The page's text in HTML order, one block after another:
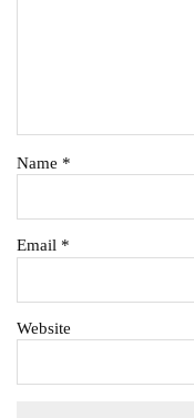
Name *
Email *
Website